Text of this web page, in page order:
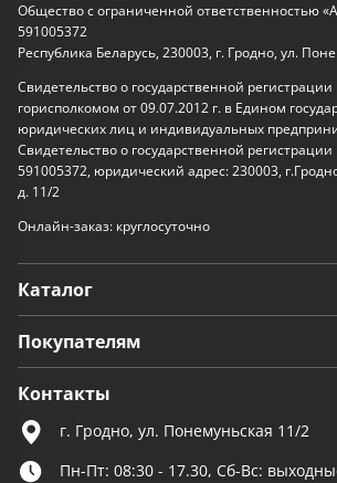
Общество с ограниченной ответственностью
591005372
Республика Беларусь, 230003, г. Гродно, ул.
Свидетельство о государственной
горисполкомом от 09.07.2012 г. в Едином
юридических лиц и индивидуальных
Свидетельство о государственной
591005372, юридический адрес: 230003,
д. 11/2
Онлайн-заказ: круглосуточно
Каталог
Покупателям
Контакты
г. Гродно, ул. Понемуньская 11/2
Пн-Пт: 08:30 - 17.30, Сб-Вс: